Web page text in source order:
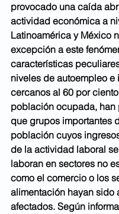
provocado una caída
actividad económica a
Latinoamérica y México
excepción a este
características
niveles de autoempleo e
cercanos al 60 por
población ocupada, han
que grupos importantes
población cuyos
de la actividad laboral
laboran en sectores no
como el comercio o los
alimentación hayan sido
afectados. Según